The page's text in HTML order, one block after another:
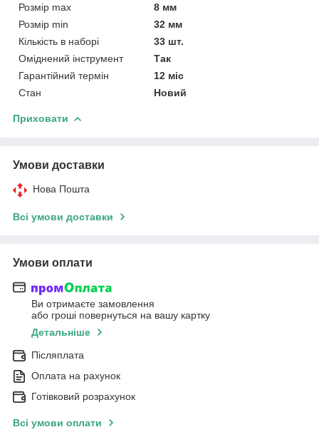
Розмір max
8 мм
Розмір min
32 мм
Кількість в наборі
33 шт.
Оміднений інструмент
Так
Гарантійний термін
12 міс
Стан
Новий
Приховати
Умови доставки
Нова Пошта
Всі умови доставки
Умови оплати
Ви отримаєте замовлення
або гроші повернуться на вашу картку
Детальніше
Післяплата
Оплата на рахунок
Готівковий розрахунок
Всі умови оплати